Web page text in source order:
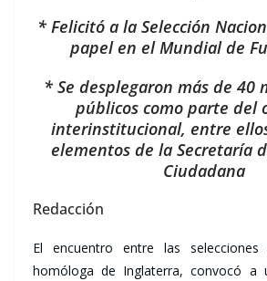
* Felicitó a la Selección
papel en el Mundial de
* Se desplegaron más de 40
públicos como parte del
interinstitucional, entre
elementos de la Secretaría
Ciudadana
Redacción
El encuentro entre las
homóloga de Inglaterra, convocó a